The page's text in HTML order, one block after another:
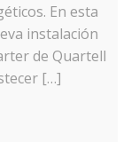
En esta
instalación
de Quartell
[…]